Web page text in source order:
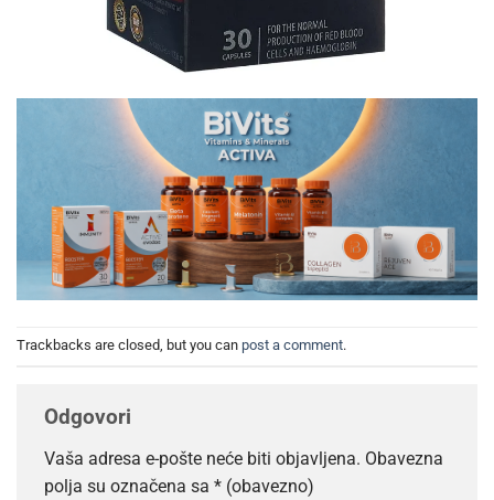
Trackbacks are closed, but you can post a comment.
Odgovori
Vaša adresa e-pošte neće biti objavljena. Obavezna
polja su označena sa * (obavezno)